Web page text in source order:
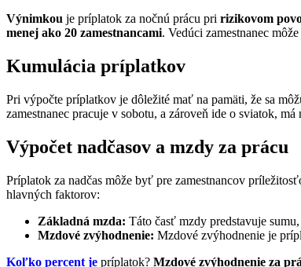
Výnimkou je príplatok za nočnú prácu pri rizikovom
menej ako 20 zamestnancami. Vedúci zamestnanec
Kumulácia príplatkov
Pri výpočte príplatkov je dôležité mať na pamäti, že sa
zamestnanec pracuje v sobotu, a zároveň ide o sviatok, má
Výpočet nadčasov a mzdy za prácu
Príplatok za nadčas môže byť pre zamestnancov
hlavných faktorov:
Základná mzda: Táto časť mzdy predstavuje
Mzdové zvýhodnenie: Mzdové zvýhodnenie je
Koľko percent je príplatok? Mzdové zvýhodnenie za